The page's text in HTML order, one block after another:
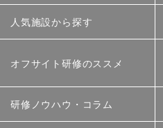
人気施設から探す
オフサイト研修のススメ
研修ノウハウ・コラム